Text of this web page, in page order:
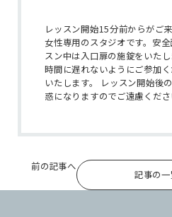
レッスン開始15分前からがご
女性専用のスタジオです。安
スン中は入口扉の施錠をいた
時間に遅れないようにご参加
いたします。 レッスン開始後
惑になりますのでご遠慮くださ
前の記事へ
記事の